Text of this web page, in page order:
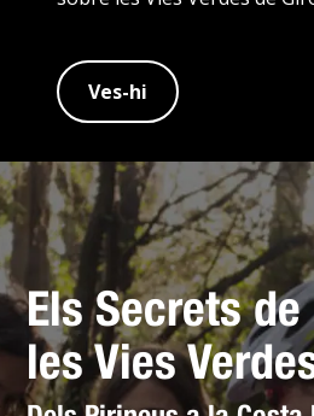
Ves-hi
Els Secrets de
les Vies